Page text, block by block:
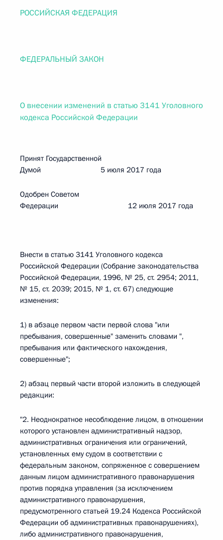
РОССИЙСКАЯ ФЕДЕРАЦИЯ
ФЕДЕРАЛЬНЫЙ ЗАКОН
О внесении изменений в статью 3141 Уголовного
кодекса Российской Федерации
Принят Государственной
Думой 5 июля 2017 года
Одобрен Советом
Федерации 12 июля 2017 года
Внести в статью 3141 Уголовного кодекса
Российской Федерации (Собрание законодательства
Российской Федерации, 1996, № 25, ст. 2954; 2011,
№ 15, ст. 2039; 2015, № 1, ст. 67) следующие
изменения:
1) в абзаце первом части первой слова "или
пребывания, совершенные" заменить словами ",
пребывания или фактического нахождения,
совершенные";
2) абзац первый части второй изложить в следующей
редакции:
"2. Неоднократное несоблюдение лицом, в отношении
которого установлен административный надзор,
административных ограничения или ограничений,
установленных ему судом в соответствии с
федеральным законом, сопряженное с совершением
данным лицом административного правонарушения
против порядка управления (за исключением
административного правонарушения,
предусмотренного статьей 19.24 Кодекса Российской
Федерации об административных правонарушениях),
либо административного правонарушения,